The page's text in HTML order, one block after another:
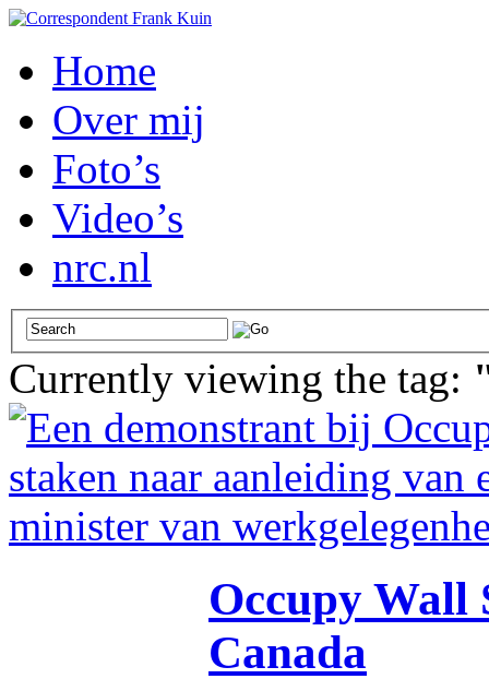
Home
Over mij
Foto’s
Video’s
nrc.nl
Currently viewing the tag:
Occupy Wall
Canada